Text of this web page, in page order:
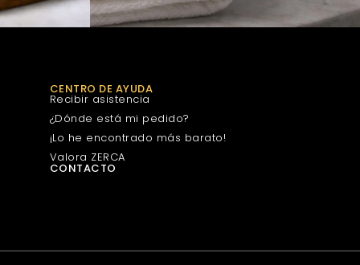
CENTRO DE AYUDA
Recibir asistencia
¿Dónde está mi pedido?
¡Lo he encontrado más barato!
Valora ZERCA
CONTACTO